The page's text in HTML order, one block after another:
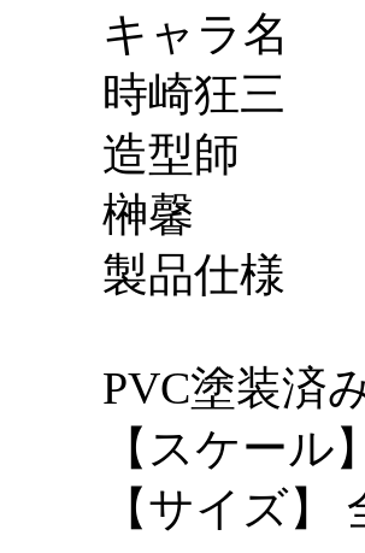
キャラ名
時崎狂三
造型師
榊馨
製品仕様
PVC塗装済
【スケール
【サイズ】